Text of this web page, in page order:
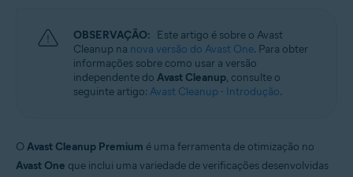
Avast One
Avast Cleanup Premium
Sistemas operacionais:
OBSERVAÇÃO: Este artigo é sobre o Avast
Cleanup na nova versão do Avast One. Para obter
informações sobre como usar a versão
independente do Avast Cleanup, consulte o
seguinte artigo: Avast Cleanup - Introdução.
O Avast Cleanup Premium é uma ferramenta de otimização no
Avast One que inclui uma variedade de verificações desenvolvidas